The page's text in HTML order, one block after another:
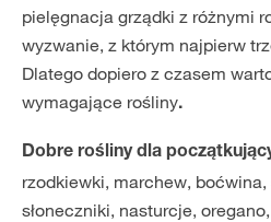
pielęgnacja grządki z różnymi
wyzwanie, z którym najpierw
Dlatego dopiero z czasem
wymagające rośliny.
Dobre rośliny dla
rzodkiewki, marchew,
słoneczniki, nasturcje,